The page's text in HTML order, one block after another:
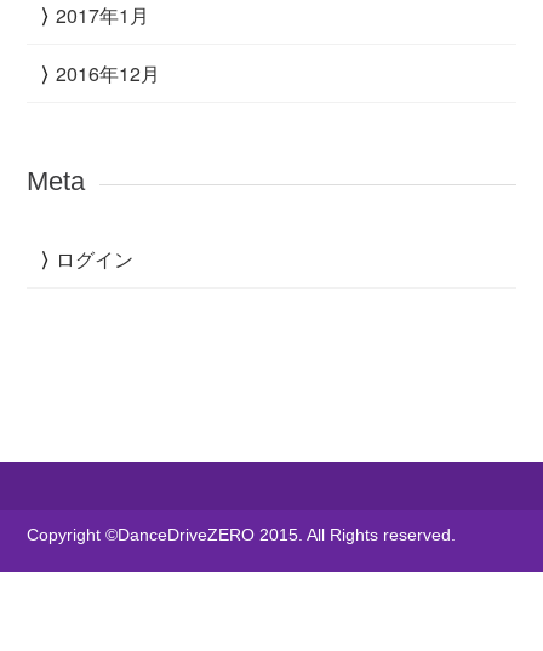
2017年1月
2016年12月
Meta
ログイン
Copyright ©DanceDriveZERO 2015. All Rights reserved.